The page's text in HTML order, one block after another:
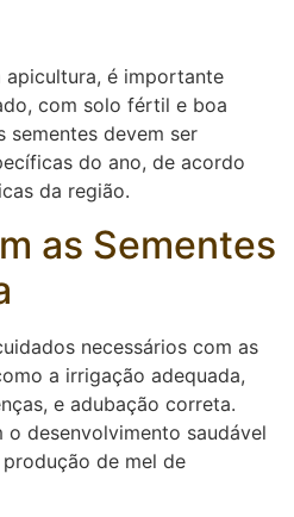
apicultura, é importante
com solo fértil e boa
sementes devem ser
do ano, de acordo
da região.
as Sementes
necessários com as
a irrigação adequada,
e adubação correta.
o desenvolvimento saudável
de mel de